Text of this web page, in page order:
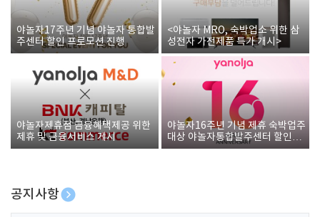
야놀자17주년 기념 야놀자 통합발
주센터 할인 프로모션 진행
<야놀자 MRO, 숙박업소 위한 삼
성전자 가전제품 특가 개시>
야놀자제휴점 금융혜택제공 위한
제휴 및 금융서비스 게시
야놀자16주년 기념 제휴 숙박업주
대상 야놀자통합발주센터 할인쿠
폰 증정
공지사항
[호텔업] 개인정보 처리방침 개정본1 (19.09.02)